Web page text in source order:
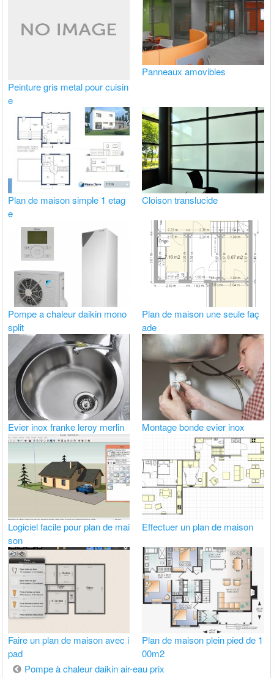
Peinture gris metal pour cuisin
e
Panneaux amovibles
Plan de maison simple 1 etag
e
Cloison translucide
Pompe a chaleur daikin mono
split
Plan de maison une seule faç
ade
Evier inox franke leroy merlin Montage bonde evier inox
Logiciel facile pour plan de mai
son
Effectuer un plan de maison
Faire un plan de maison avec i
pad
Plan de maison plein pied de 1
00m2
Navigation
Pompe à chaleur daikin air-eau prix